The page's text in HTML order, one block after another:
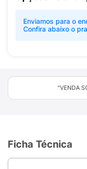
Enviamos para o
Confira abaixo o
"VENDA
Ficha Técnica